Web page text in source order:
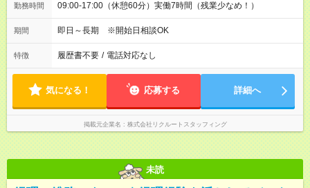
勤務時間 09:00-17:00（休憩60分）実働7時間（残業少なめ！）
期間 即日～長期 ※開始日相談OK
特徴 履歴書不要 / 電話対応なし
気になる！ 応募する 詳細へ
掲載元企業名 株式会社リクルートスタッフィング
未読